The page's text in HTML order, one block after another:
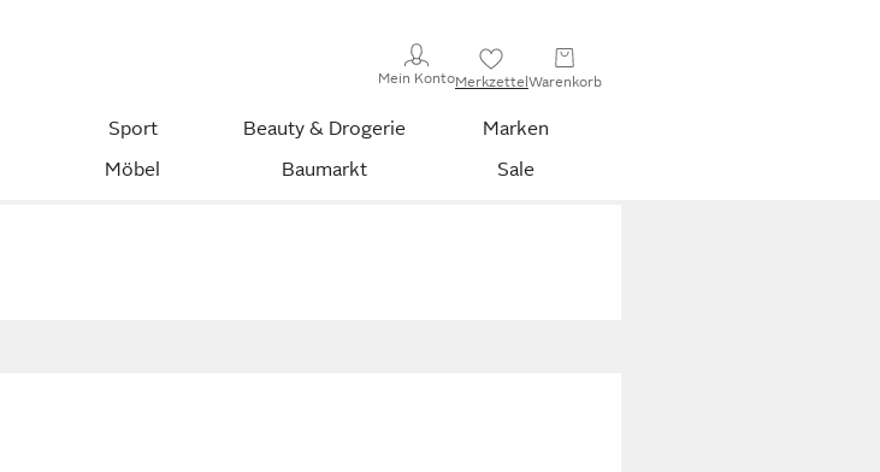
Mein KontoMerkzettelWarenkorb
Sport Beauty & Drogerie
Marken
Möbel Baumarkt Sale